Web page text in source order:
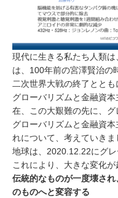
現代に生きる私たち人類
は、100年前の宮澤賢治の
二次世界大戦の終了とと
グローバリズムと金融資
在、この大艱難の先に、グ
グローバリズムと金融資
れについて、考えていきま
地球は、2020.12.22にグレ
これにより、大きな変化が
伝統的なものが一度壊さ
のものへと変容する